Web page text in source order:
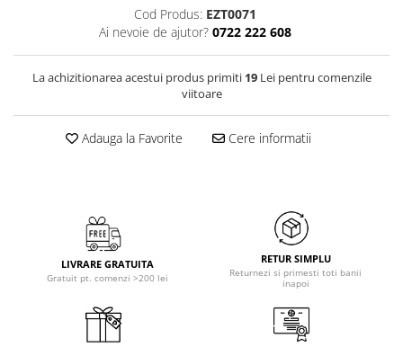
Cod Produs: EZT0071
Ai nevoie de ajutor? 0722 222 608
La achizitionarea acestui produs primiti 19Lei pentru comenzile
viitoare
Adauga la Favorite Cere informatii
LIVRARE GRATUITA
Gratuit pt. comenzi >200 lei
RETUR SIMPLU
Returnezi si primesti toti banii
inapoi